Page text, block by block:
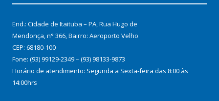
End.: Cidade de Itaituba – PA, Rua Hugo de
Mendonça, n° 366, Bairro: Aeroporto Velho
CEP: 68180-100
Fone: (93) 99129-2349 – (93) 98133-9873
Horário de atendimento: Segunda a Sexta-feira das 8:00 às
14:00hrs